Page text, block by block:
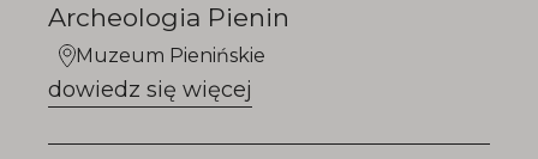
Archeologia Pienin
Muzeum Pienińskie
dowiedz się więcej